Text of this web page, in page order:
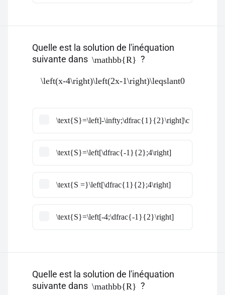
Quelle est la solution de l'inéquation
suivante dans \mathbb{R} ?
\left(x-4\right)\left(2x-1\right)\leqslant0
\text{S}=\left]-
\text{S}=\left[\dfrac{-1}{2};4\right]
\text{S =}\left[\dfrac{1}{2};4\right]
\text{S}=\left[-4;\dfrac{-1}{2}\right]
Quelle est la solution de l'inéquation
suivante dans \mathbb{R} ?